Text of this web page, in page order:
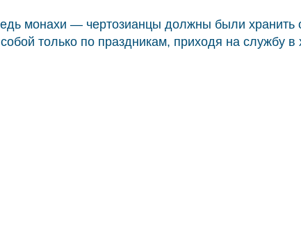
монахи — чертозианцы должны были
только по праздникам, приходя на службу в